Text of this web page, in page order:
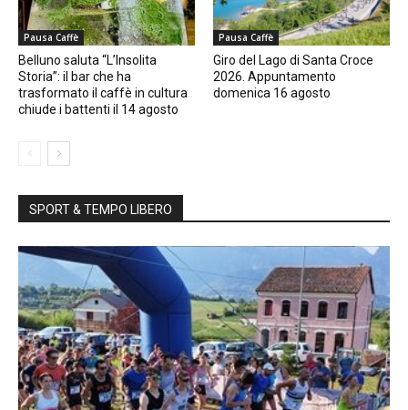
Pausa Caffè
Belluno saluta “L’Insolita
Storia”: il bar che ha
trasformato il caffè in cultura
chiude i battenti il 14 agosto
Pausa Caffè
Giro del Lago di Santa Croce
2026. Appuntamento
domenica 16 agosto
SPORT & TEMPO LIBERO